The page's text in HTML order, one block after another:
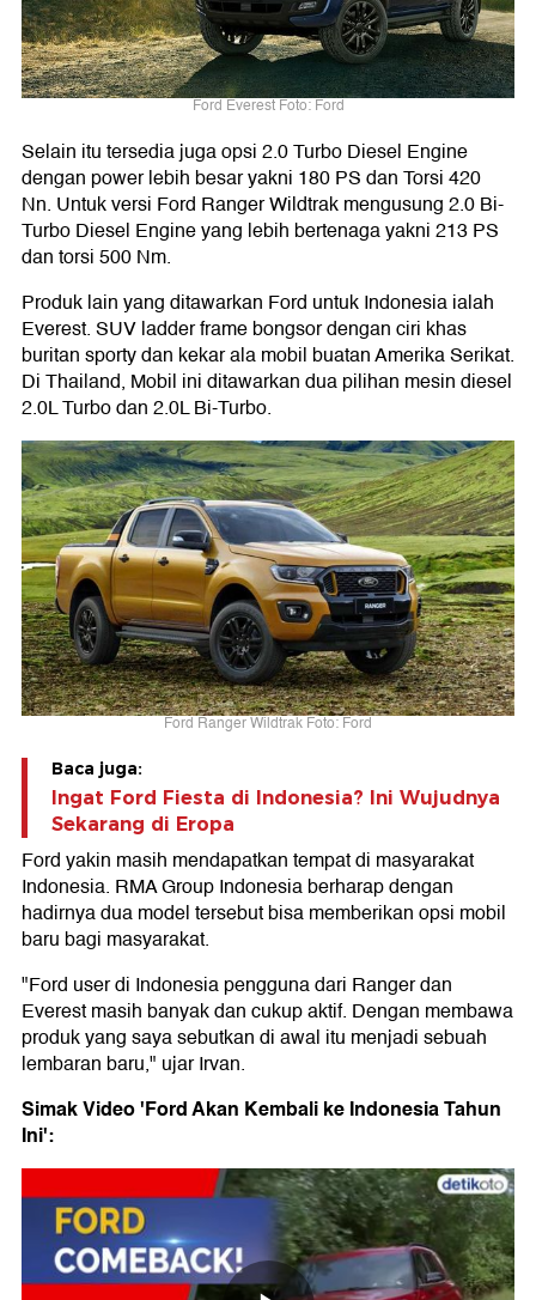
Ford Everest Foto: Ford
Selain itu tersedia juga opsi 2.0 Turbo Diesel Engine
dengan power lebih besar yakni 180 PS dan Torsi 420
Nn. Untuk versi Ford Ranger Wildtrak mengusung 2.0 Bi-
Turbo Diesel Engine yang lebih bertenaga yakni 213 PS
dan torsi 500 Nm.
Produk lain yang ditawarkan Ford untuk Indonesia ialah
Everest. SUV ladder frame bongsor dengan ciri khas
buritan sporty dan kekar ala mobil buatan Amerika Serikat.
Di Thailand, Mobil ini ditawarkan dua pilihan mesin diesel
2.0L Turbo dan 2.0L Bi-Turbo.
Ford Ranger Wildtrak Foto: Ford
Baca juga:
Ingat Ford Fiesta di Indonesia? Ini Wujudnya
Sekarang di Eropa
Ford yakin masih mendapatkan tempat di masyarakat
Indonesia. RMA Group Indonesia berharap dengan
hadirnya dua model tersebut bisa memberikan opsi mobil
baru bagi masyarakat.
"Ford user di Indonesia pengguna dari Ranger dan
Everest masih banyak dan cukup aktif. Dengan membawa
produk yang saya sebutkan di awal itu menjadi sebuah
lembaran baru," ujar Irvan.
Simak Video 'Ford Akan Kembali ke Indonesia Tahun
Ini':